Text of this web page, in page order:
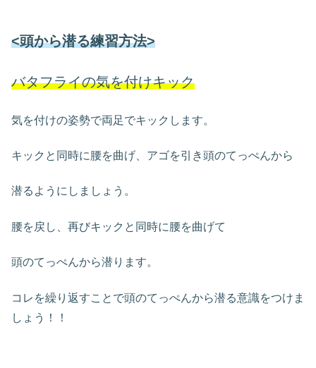
<頭から潜る練習方法>
バタフライの気を付けキック
気を付けの姿勢で両足でキックします。
キックと同時に腰を曲げ、アゴを引き頭のてっぺんから
潜るようにしましょう。
腰を戻し、再びキックと同時に腰を曲げて
頭のてっぺんから潜ります。
コレを繰り返すことで頭のてっぺんから潜る意識をつけま
しょう！！